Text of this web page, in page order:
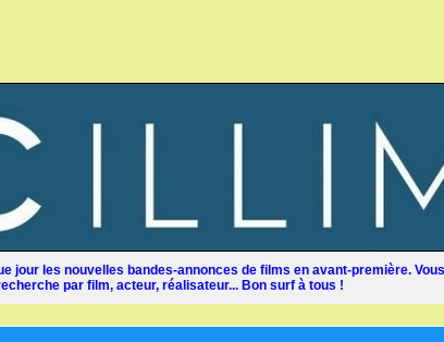
jour les nouvelles bandes-annonces de films en avant-première.
par film, acteur, réalisateur... Bon surf à tous !